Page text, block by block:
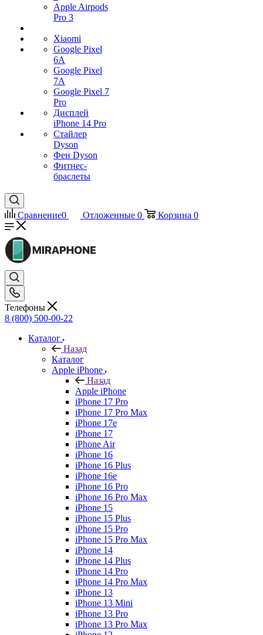
Apple Airpods
Pro 3
Xiaomi
Google Pixel
6A
Google Pixel
7А
Google Pixel 7
Pro
Дисплей
iPhone 14 Pro
Стайлер
Dyson
Фен Dyson
Фитнес-
браслеты
Сравнение0 Отложенные 0 Корзина 0
Телефоны
8 (800) 500-00-22
Каталог
Назад
Каталог
Apple iPhone
Назад
Apple iPhone
iPhone 17 Pro
iPhone 17 Pro Max
iPhone 17e
iPhone 17
iPhone Air
iPhone 16
iPhone 16 Plus
iPhone 16e
iPhone 16 Pro
iPhone 16 Pro Max
iPhone 15
iPhone 15 Plus
iPhone 15 Pro
iPhone 15 Pro Max
iPhone 14
iPhone 14 Plus
iPhone 14 Pro
iPhone 14 Pro Max
iPhone 13
iPhone 13 Mini
iPhone 13 Pro
iPhone 13 Pro Max